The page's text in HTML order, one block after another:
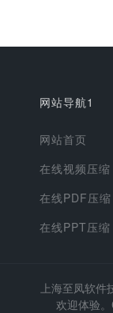
网站导航1
网站首页
在线视频压缩
在线PDF压缩
在线PPT压缩
上海至凤软件
欢迎体验